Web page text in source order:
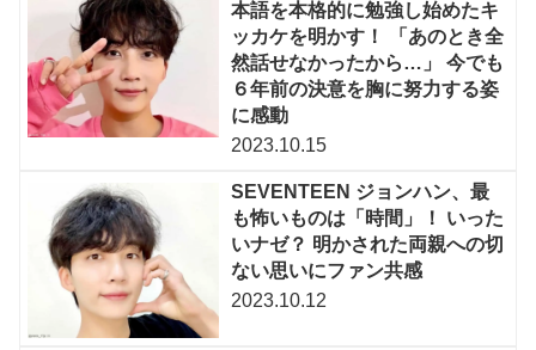
本語を本格的に勉強し始めたキ
ッカケを明かす！ 「あのとき全
然話せなかったから…」 今でも
６年前の決意を胸に努力する姿
に感動
2023.10.15
SEVENTEEN ジョンハン、最
も怖いものは「時間」！ いった
いナゼ？ 明かされた両親への切
ない思いにファン共感
2023.10.12